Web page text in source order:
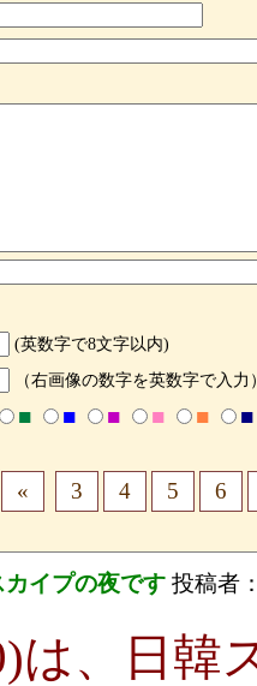
(英数字で8文字以内)
（右画像の数字を英数字で入
■ ■ ■ ■ ■ ■
« 3 4 5 6
イプの夜です 投稿者
は、日韓